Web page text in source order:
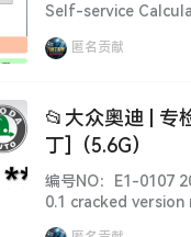
Self-service
匿名贡献
📂大众奥迪 | 专
丁]（5.6G）
编号NO：E1-0107
0.1 cracked